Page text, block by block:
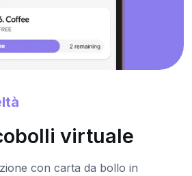
virtuale
con carta da bollo in